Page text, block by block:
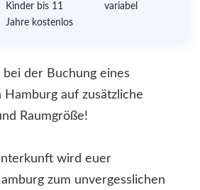
Kinder bis 11
Jahre kostenlos
variabel
der Buchung eines
Hamburg auf zusätzliche
Raumgröße!
wird euer
zum unvergesslichen